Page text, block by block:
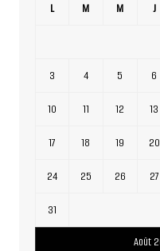
Août
L M M J
3 4 5 6
10 11 12 13
17 18 19 20
24 25 26 27
31